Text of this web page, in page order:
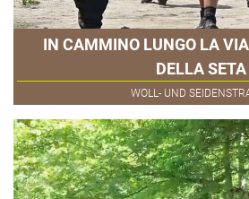
IN CAMMINO LUNGO LA
DELLA SETA
WOLL- UND